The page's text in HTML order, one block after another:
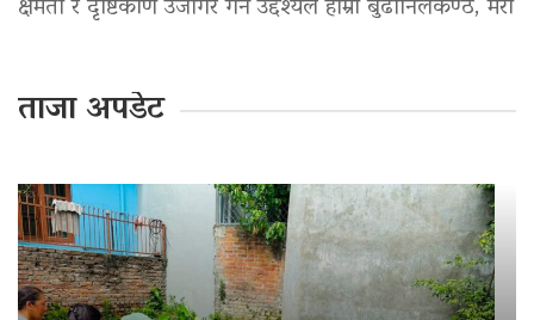
ताजा अपडेट